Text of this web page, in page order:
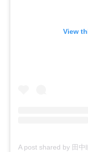
View
A post shared by 田中